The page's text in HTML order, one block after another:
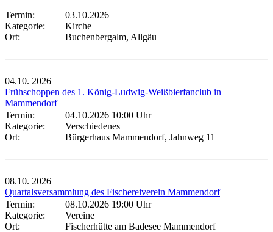
Termin:
03.10.2026
Kategorie:
Kirche
Ort:
Buchenbergalm, Allgäu
04.10. 2026
Frühschoppen des 1. König-Ludwig-Weißbierfanclub in
Mammendorf
Termin:
04.10.2026 10:00 Uhr
Kategorie:
Verschiedenes
Ort:
Bürgerhaus Mammendorf, Jahnweg 11
08.10. 2026
Quartalsversammlung des Fischereiverein Mammendorf
Termin:
08.10.2026 19:00 Uhr
Kategorie:
Vereine
Ort:
Fischerhütte am Badesee Mammendorf